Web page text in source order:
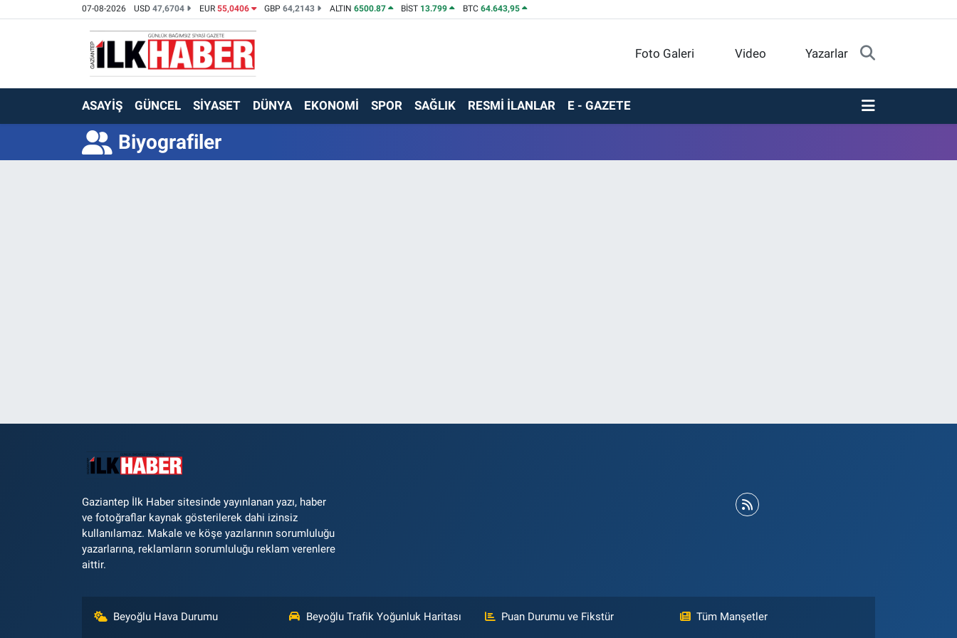
07-08-2026 USD47,6704 EUR 55,0406 GBP64,2143 ALTIN 6500.87 BİST 13.799 BTC 64.643,95
Foto Galeri Video Yazarlar
ASAYİŞ GÜNCEL SİYASET DÜNYA EKONOMİ SPOR SAĞLIK RESMİ İLANLAR E - GAZETE
Biyografiler
Gaziantep İlk Haber sitesinde yayınlanan yazı, haber
ve fotoğraflar kaynak gösterilerek dahi izinsiz
kullanılamaz. Makale ve köşe yazılarının sorumluluğu
yazarlarına, reklamların sorumluluğu reklam verenlere
aittir.
Beyoğlu Hava Durumu Beyoğlu Trafik Yoğunluk Haritası Puan Durumu ve Fikstür Tüm Manşetler
EKONOMİ
SİYASET
SAĞLIK
SPOR
Beyoğlu Hava Durumu
Beyoğlu Trafik Yoğunluk Haritası
Süper Lig Puan Durumu ve Fikstür
Tüm Manşetler